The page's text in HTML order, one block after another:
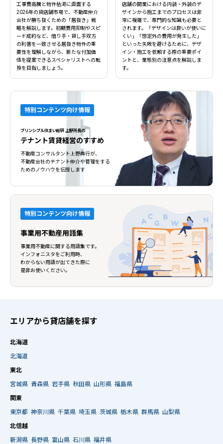
工事費高騰と物件枯渇に直面する
2026年の貸店舗市場で、不動産仲介
会社が勝ち抜くための「居抜き」戦
略を解説します。初期費用抑制やスピ
ード成約など、借り手・貸し手双方
の利害を一致させる居抜き物件の重
要性を理解しながら、新たな付加価
値を提案できるスペシャリストへの転
換を目指しましょう。
店舗の開業における内装・外装のデ
ザインから施工までのプロセスは非
常に複雑で、専門的な知識も必要と
されます。「デザインは良いが使いに
くい」「想定外の費用が発生した」
といった失敗を避けるために、デザ
イン・施工を依頼する際の重要ポイ
ントと、業態別の注意点を解説しま
す。
特別コンテンツ向け情報
プリンシプル住まい総研 上野所長の
テナント賃貸経営のすすめ
不動産コンサルタント上野典行が、
不動産会社のテナント仲介や管理をする
ためのノウハウを伝授します
特別コンテンツ向け情報
事業用不動産用語集
事業用不動産に関する用語集です。
インフォニスタをご利用時、
わからない用語が出てきた際に
是非お使いください。
エリアから貸店舗を探す
北海道
北海道
東北
宮城県 青森県 岩手県 秋田県 山形県 福島県
関東
東京都 神奈川県 千葉県 埼玉県 茨城県 栃木県 群馬県 山梨県
北信越
新潟県 長野県 富山県 石川県 福井県